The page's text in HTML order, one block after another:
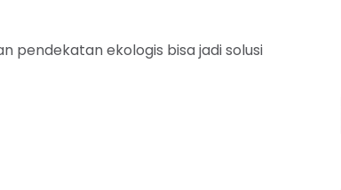
pendekatan ekologis bisa jadi solusi